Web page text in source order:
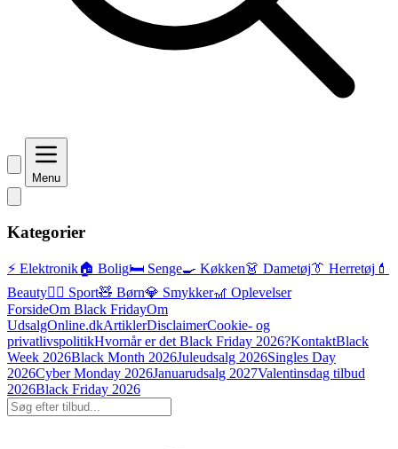
Menu
Kategorier
⚡ Elektronik🏠 Bolig🛏️ Senge🍳 Køkken👗 Dametøj👔 Herretøj 💄
Beauty🏃‍♂️ Sport🧸 Børn💎 Smykker🎢 Oplevelser
ForsideOm Black FridayOm
UdsalgOnline.dkArtiklerDisclaimerCookie- og
privatlivspolitikHvornår er det Black Friday 2026?KontaktBlack
Week 2026Black Month 2026Juleudsalg 2026Singles Day
2026Cyber Monday 2026Januarudsalg 2027Valentinsdag tilbud
2026Black Friday 2026